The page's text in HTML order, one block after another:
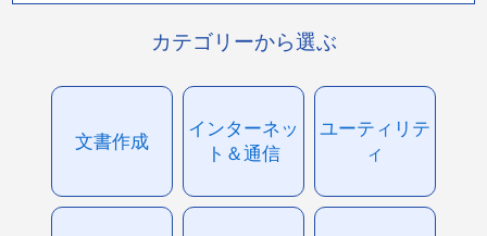
カテゴリーから選ぶ
文書作成
インターネッ
ト＆通信
ユーティリテ
ィ